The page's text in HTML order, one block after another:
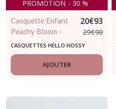
PROMOTION - 30 %
Casquette Enfant
Peachy Bloom -
HELLO HOSSY
20€93
29€90
CASQUETTES HELLO HOSSY
AJOUTER